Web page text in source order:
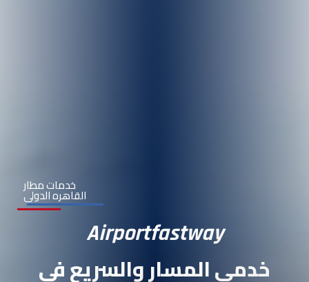
خدمات مطار
القاهره الدولى
Airportfastway
خدمى المسار والسريع فى